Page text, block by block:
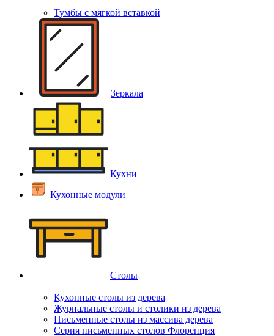
Тумбы с мягкой вставкой
Зеркала
Кухни
Кухонные модули
Столы
Кухонные столы из дерева
Журнальные столы и столики из дерева
Письменные столы из массива дерева
Серия письменных столов Флоренция